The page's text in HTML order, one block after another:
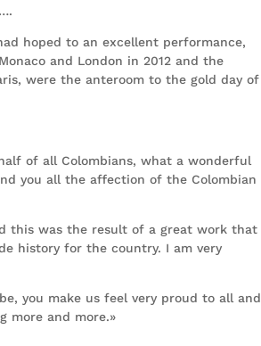
hoped to an excellent performance,
and London in 2012 and the
were the anteroom to the gold day of
of all Colombians, what a wonderful
you all the affection of the Colombian
this was the result of a great work that
history for the country. I am very
you make us feel very proud to all and
more and more.»